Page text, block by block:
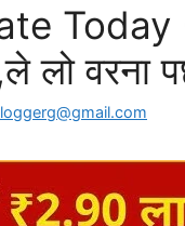
Today
लो वरना